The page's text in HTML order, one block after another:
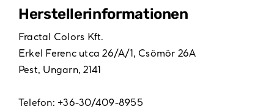
Hersteller­informationen
Fractal Colors Kft.
Erkel Ferenc utca 26/A/1, Csömör 26A
Pest, Ungarn, 2141
Telefon: +36-30/409-8955